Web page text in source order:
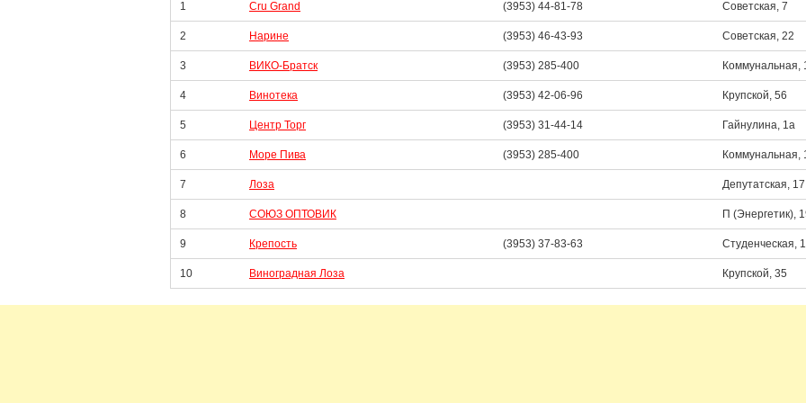
1 Cru Grand (3953) 44-81-78 Советская, 7
2 Нарине (3953) 46-43-93 Советская, 22
3 ВИКО-Братск (3953) 285-400 Коммунальная,
4 Винотека (3953) 42-06-96 Крупской, 56
5 Центр Торг (3953) 31-44-14 Гайнулина, 1а
6 Море Пива (3953) 285-400 Коммунальная,
7 Лоза Депутатская, 17
8 СОЮЗ ОПТОВИК П (Энергетик),
9 Крепость (3953) 37-83-63 Студенческая,
10 Виноградная Лоза Крупской, 35